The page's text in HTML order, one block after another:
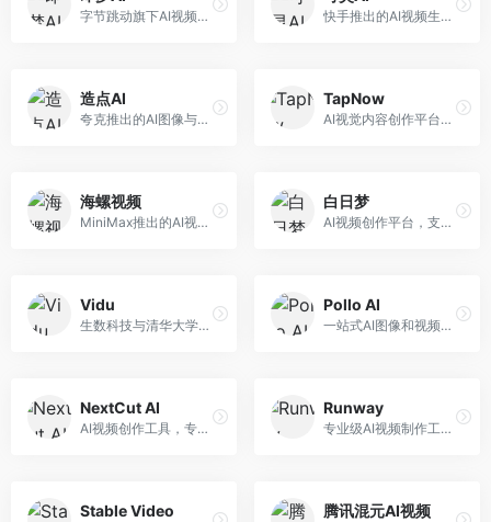
字节跳动旗下AI视频创作平台，支持多模态内容生成。面向内容创作者和营销人员，提供文生视频、图生视频、智能剪辑等功能，中文理解能力强，创作效率高。 快手推出的AI视频生成平台，支持文生视频和图生视频，可生成长达2分钟的高质量视频内容。面向短视频创作者和营销人员，操作简便，生成效果逼真，适合商业推广和创意表达。
造点AI
夸克推出的AI图像与视频创作平台。面向普通用户和内容创作者，提供文生图、文生视频等功能，操作简便，与夸克生态深度整合。
TapNow
AI视觉内容创作平台，整合图像与视频生成能力。面向内容创作者，提供文生图、文生视频、智能编辑等服务，创作工具丰富，一站式体验便捷。
海螺视频
MiniMax推出的AI视频生成工具，支持高质量视频创作。面向内容创作者，提供文生视频、视频编辑等功能，生成速度快，视频效果自然流畅。
白日梦
AI视频创作平台，支持生成长达50分钟的长视频内容。面向长视频创作者和内容生产者，支持故事视频生成、视频编辑等功能，适合叙事性内容创作。
Vidu
生数科技与清华大学联合研发的AI视频生成大模型。面向视频创作者和内容生产者，支持文生视频、图生视频，视频质量高，物理运动理解准确，国产视频生成领先工具。
Pollo AI
一站式AI图像和视频创作平台，整合多种生成工具。面向内容创作者，提供文生图、文生视频、视频编辑等服务，创作工具全面，一站式体验便捷。
NextCut AI
AI视频创作工具，专注于智能剪辑和视频生成。面向视频创作者，提供智能剪辑、视频生成、特效添加等功能，剪辑效率高，适合快节奏内容生产。
Runway
专业级AI视频制作工具，支持视频生成与编辑。面向影视制作人和创意工作者，提供文生视频、视频编辑、绿幕抠像等专业功能，视频处理能力强，适合专业创作场景。
Stable Video 腾讯混元AI视频